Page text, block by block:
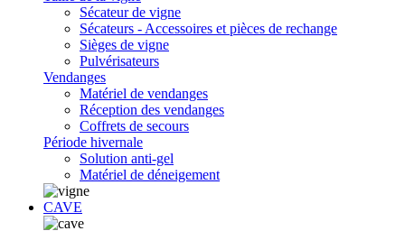
Sécateur de vigne
Sécateurs - Accessoires et pièces de rechange
Sièges de vigne
Pulvérisateurs
Vendanges
Matériel de vendanges
Réception des vendanges
Coffrets de secours
Période hivernale
Solution anti-gel
Matériel de déneigement
CAVE